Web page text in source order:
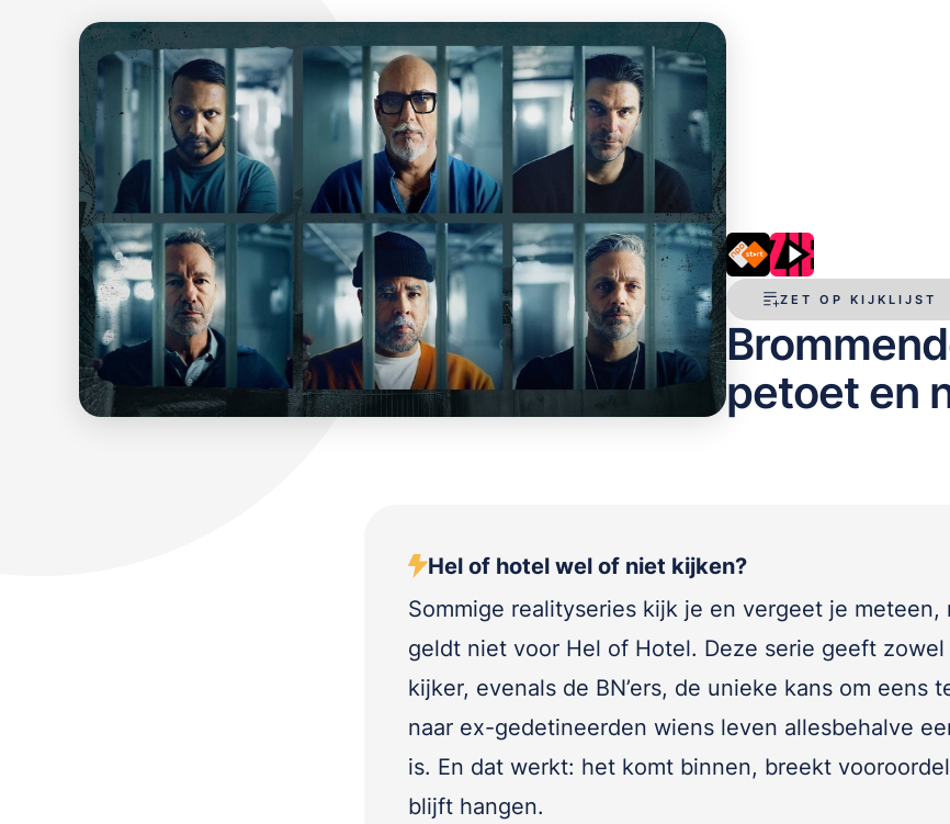
ZET OP KIJKLIJST
petoet en
Hel of hotel wel of niet kijken?
Sommige realityseries kijk je en vergeet je meteen,
geldt niet voor Hel of Hotel. Deze serie geeft zowel
kijker, evenals de BN’ers, de unieke kans om eens
naar ex-gedetineerden wiens leven allesbehalve
is. En dat werkt: het komt binnen, breekt
blijft hangen.